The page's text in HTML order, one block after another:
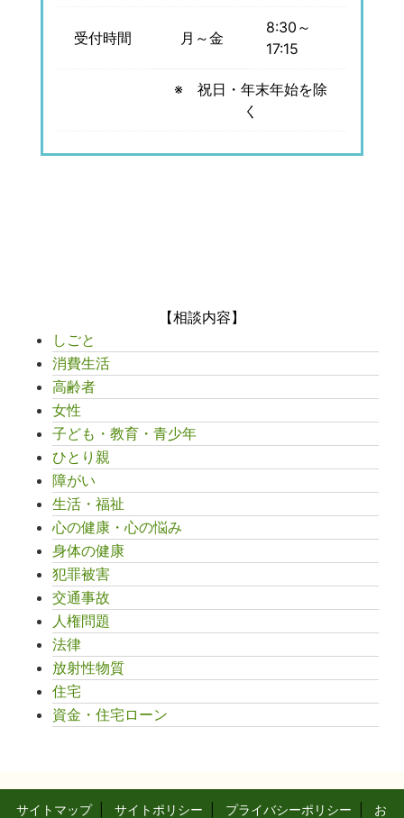
受付時間 月～金
8:30～
17:15
※ 祝日・年末年始を除
く
【相談内容】
しごと
消費生活
高齢者
女性
子ども・教育・青少年
ひとり親
障がい
生活・福祉
心の健康・心の悩み
身体の健康
犯罪被害
交通事故
人権問題
法律
放射性物質
住宅
資金・住宅ローン
サイトマップ サイトポリシー プライバシーポリシー
お